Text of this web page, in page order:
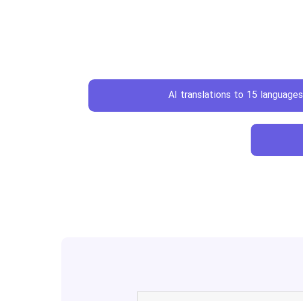
AI translations to 15 languages